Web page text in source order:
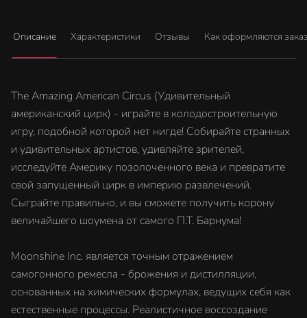
Описание Характеристики Отзывы Как оформляются
The Amazing American Circus (Удивительный
американский цирк) - играйте в колодостроительную
игру, подобной которой нет нигде! Собирайте странных
и удивительных артистов, удивляйте зрителей,
исследуйте Америку позолоченного века и превратите
свой запущенный цирк в империю развлечений.
Сыграйте правильно, и вы сможете получить корону
величайшего шоумена от самого П.Т. Барнума!
Moonshine Inc. является точным отражением
самогонного ремесла - брожения и дистилляции,
основанных на химических формулах, ведущих себя как
естественные процессы. Реалистичное воссоздание